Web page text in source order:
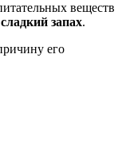
веществ
сладкий запах.